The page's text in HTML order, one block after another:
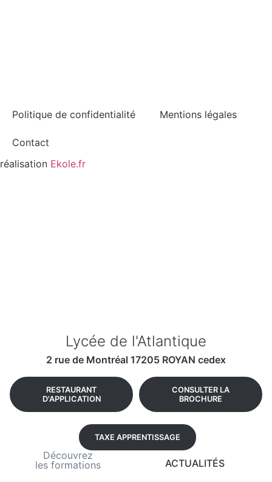
Politique de confidentialité Mentions légales
Contact
réalisation Ekole.fr
Lycée de l'Atlantique
2 rue de Montréal 17205 ROYAN cedex
RESTAURANT
D'APPLICATION
CONSULTER LA
BROCHURE
TAXE APPRENTISSAGE
Découvrez
les formations
ACTUALITÉS